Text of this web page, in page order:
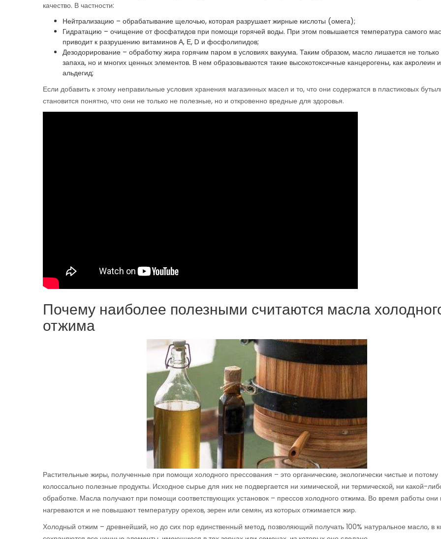
качество. В частности:
Нейтрализацию – обрабатывание щелочью, которая разрушает жирные кислоты (омега);
Гидратацию – очищение от фосфатидов при помощи горячей воды. При этом повышается температура самого
приводит к разрушению витаминов А, Е, D и фосфолипидов;
Дезодорирование – обработку жира горячим паром в условиях вакуума. Таким образом, масло лишается не только
запаха, но и многих ценных элементов. В нем образовываются такие высокотоксичные канцерогены, как акролеин и
альдегид;
Если добавить к этому неправильные условия хранения магазинных масел и то, что они содержатся в пластиковых
становится понятно, что они не только не полезные, но и откровенно вредные для здоровья.
Почему наиболее полезными считаются масла
отжима
Растительные жиры, полученные при помощи холодного прессования – это органические, экологически чистые и потому
колоссально полезные продукты. Исходное сырье для них не подвергается ни химической, ни термической, ни какой-
обработке. Масла получают при помощи соответствующих установок – прессов холодного отжима. Во время работы они
нагреваются и не повышают температуру орехов, зерен или семян, из которых отжимается жир.
Холодный отжим – древнейший, но до сих пор единственный метод, позволяющий получать 100% натуральное масло, в